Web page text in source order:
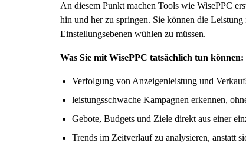
An diesem Punkt machen Tools wie WisePPC
hin und her zu springen. Sie können die
Einstellungsebenen wühlen zu müssen.
Was Sie mit WisePPC tatsächlich tun können:
Verfolgung von Anzeigenleistung und
leistungsschwache Kampagnen erkennen,
Gebote, Budgets und Ziele direkt aus einer
Trends im Zeitverlauf zu analysieren, anstatt